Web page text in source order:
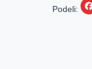
Podeli: